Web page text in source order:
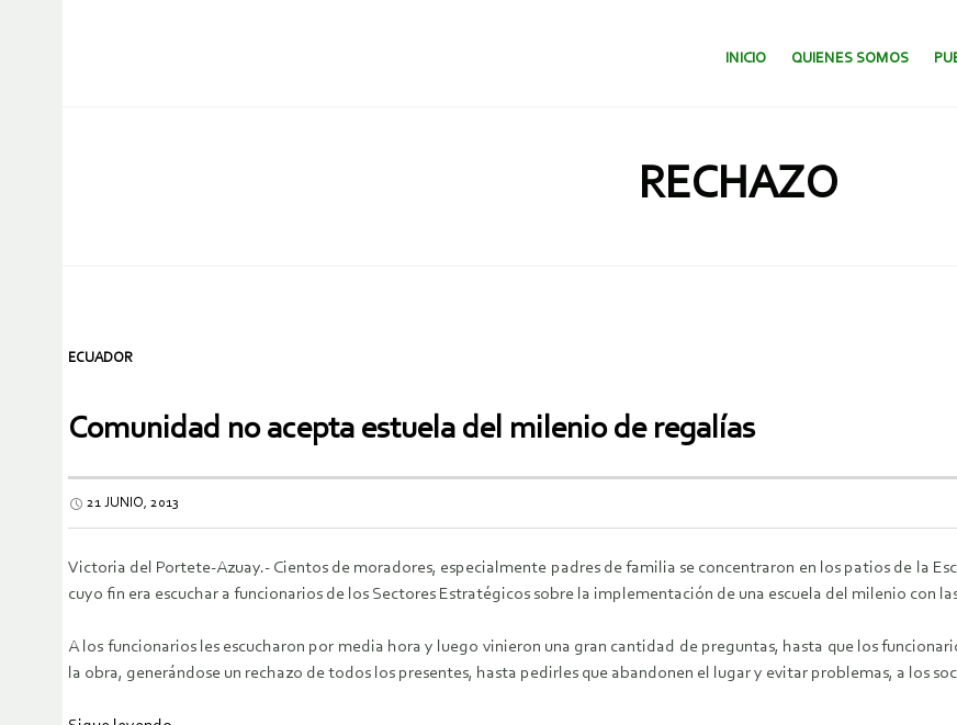
SALTAR AL CONTENIDO.
INICIO QUIENES SOMOS
RECHAZO
ECUADOR
Comunidad no acepta estuela del milenio de regalías
21 JUNIO, 2013
Victoria del Portete-Azuay.- Cientos de moradores, especialmente padres de familia se concentraron en los patios de la
cuyo fin era escuchar a funcionarios de los Sectores Estratégicos sobre la implementación de una escuela del milenio con
A los funcionarios les escucharon por media hora y luego vinieron una gran cantidad de preguntas, hasta que los
la obra, generándose un rechazo de todos los presentes, hasta pedirles que abandonen el lugar y evitar problemas, a los